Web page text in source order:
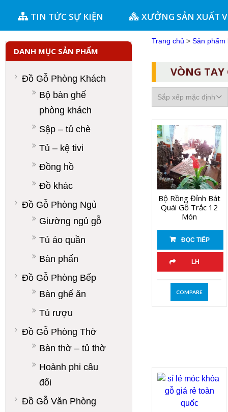
TIN TỨC SỰ KIỆN XƯỞNG SẢN XUẤT
Trang chủ > Sản phẩm
VÒNG TAY
Bộ Rồng Đỉnh Bát
Quái Gỗ Trắc 12
Món
ĐỌC TIẾP
LH
COMPARE
DANH MỤC SẢN PHẨM
Đồ Gỗ Phòng Khách
Bộ bàn ghế
phòng khách
Sập – tủ chè
Tủ – kệ tivi
Đồng hồ
Đồ khác
Đồ Gỗ Phòng Ngủ
Giường ngủ gỗ
Tủ áo quần
Bàn phấn
Đồ Gỗ Phòng Bếp
Bàn ghế ăn
Tủ rượu
Đồ Gỗ Phòng Thờ
Bàn thờ – tủ thờ
Hoành phi câu
đối
Đồ Gỗ Văn Phòng